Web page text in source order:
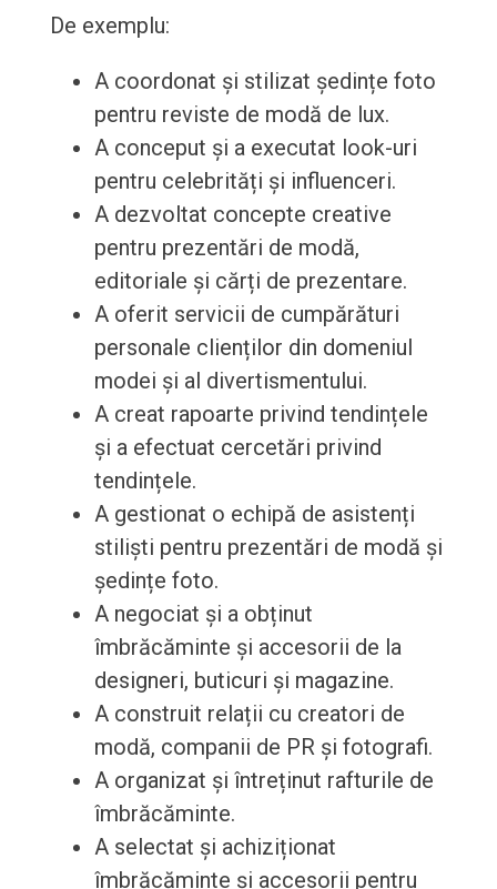
De exemplu:
A coordonat și stilizat ședințe foto
pentru reviste de modă de lux.
A conceput și a executat look-uri
pentru celebrități și influenceri.
A dezvoltat concepte creative
pentru prezentări de modă,
editoriale și cărți de prezentare.
A oferit servicii de cumpărături
personale clienților din domeniul
modei și al divertismentului.
A creat rapoarte privind tendințele
și a efectuat cercetări privind
tendințele.
A gestionat o echipă de asistenți
stiliști pentru prezentări de modă și
ședințe foto.
A negociat și a obținut
îmbrăcăminte și accesorii de la
designeri, buticuri și magazine.
A construit relații cu creatori de
modă, companii de PR și fotografi.
A organizat și întreținut rafturile de
îmbrăcăminte.
A selectat și achiziționat
îmbrăcăminte și accesorii pentru